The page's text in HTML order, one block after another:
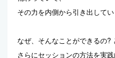
その力を内側から引き出してい
なぜ、そんなことができるの?
さらにセッションの方法を実